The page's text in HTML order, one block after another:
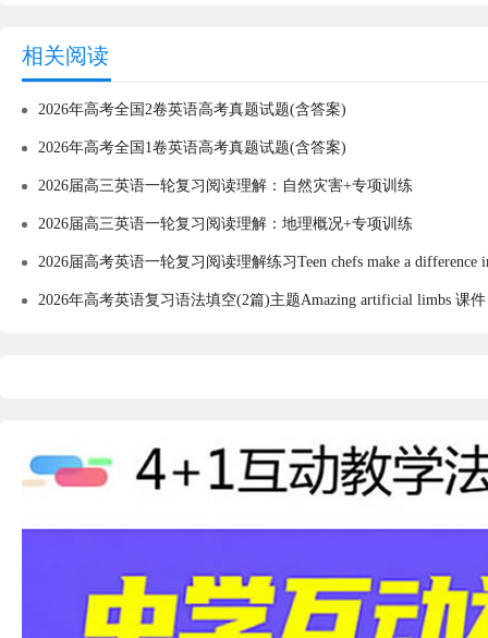
相关阅读
2026年高考全国2卷英语高考真题试题(含答案)
2026年高考全国1卷英语高考真题试题(含答案)
2026届高三英语一轮复习阅读理解：自然灾害+专项训练
2026届高三英语一轮复习阅读理解：地理概况+专项训练
2026届高考英语一轮复习阅读理解练习Teen chefs make a difference
2026年高考英语复习语法填空(2篇)主题Amazing artificial limbs 课件